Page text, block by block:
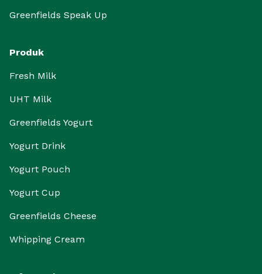
Greenfields Speak Up
Produk
Fresh Milk
UHT Milk
Greenfields Yogurt
Yogurt Drink
Yogurt Pouch
Yogurt Cup
Greenfields Cheese
Whipping Cream